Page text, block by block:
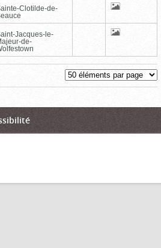
Clotilde-de-
Jacques-le-
de-